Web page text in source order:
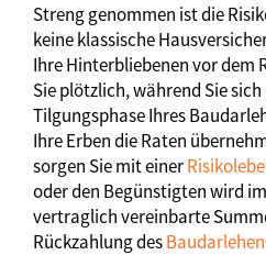
Streng genommen ist die
keine klassische
Ihre Hinterbliebenen vor dem
Sie plötzlich, während Sie
Tilgungsphase Ihres
Ihre Erben die Raten
sorgen Sie mit einer
oder den Begünstigten wird
vertraglich vereinbarte
Rückzahlung des